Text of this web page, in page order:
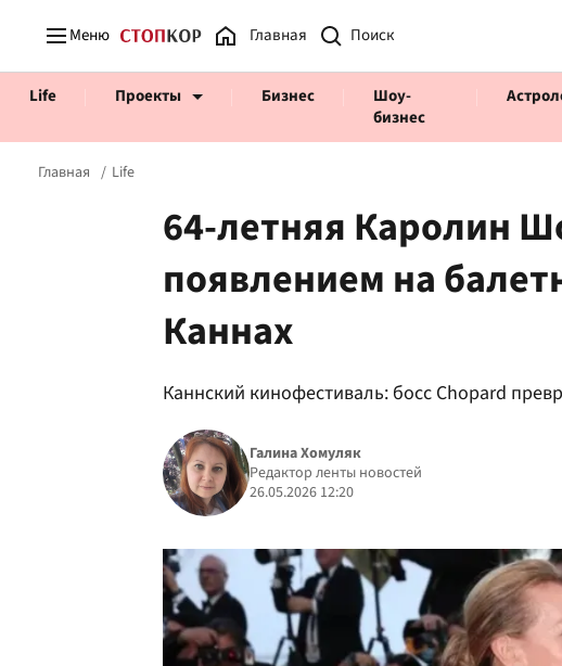
Меню Главная
Life Проекты Бизнес
Шоу-
бизнес
ВІДВЕРТІ
Главная Life
64-летняя Каролин
появлением на
Каннах
Каннский кинофестиваль: босс Chopard
Галина Хомуляк
Редактор ленты новостей
26.05.2026 12:20